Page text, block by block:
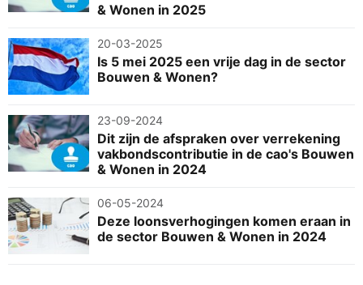
& Wonen in 2025
20-03-2025
Is 5 mei 2025 een vrije dag in de sector
Bouwen & Wonen?
23-09-2024
Dit zijn de afspraken over verrekening
vakbondscontributie in de cao's Bouwen
& Wonen in 2024
06-05-2024
Deze loonsverhogingen komen eraan in
de sector Bouwen & Wonen in 2024